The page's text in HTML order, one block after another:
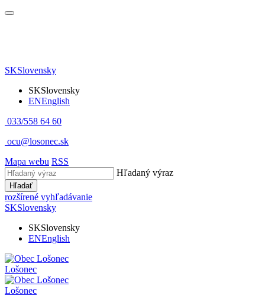
SKSlovensky
SKSlovensky
ENEnglish
033/558 64 60
ocu@losonec.sk
Mapa webu RSS
Hľadaný výraz
Hľadať
rozšírené vyhľadávanie
SKSlovensky
SKSlovensky
ENEnglish
Lošonec
Lošonec